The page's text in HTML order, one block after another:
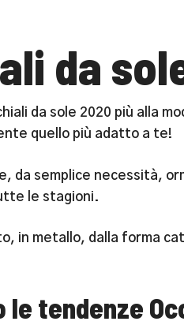
da
da sole 2020 più alla
quello più adatto a te!
da semplice necessità,
le stagioni.
in metallo, dalla forma
le tendenze